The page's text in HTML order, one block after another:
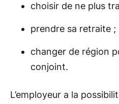
choisir de ne plus
prendre sa retraite ;
changer de région
conjoint.
L’employeur a la